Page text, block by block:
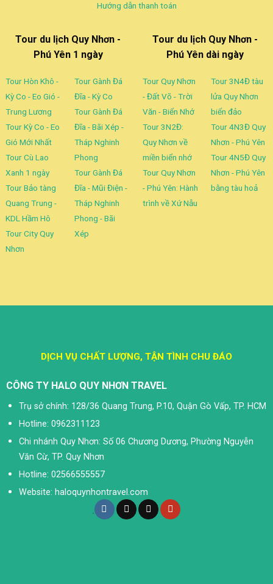
Hướng dẫn thanh toán
Tour du lịch Quy Nhơn -
Phú Yên 1 ngày
Tour Hòn Khô -
Kỳ Co - Eo Gió -
Trung Lương
Tour Kỳ Co - Eo
Gió Mới Nhất
Tour Cù Lao
Xanh 1 ngày
Tour Bảo tàng
Quang Trung -
KDL Hầm Hô
Tour City Quy
Nhơn
Tour Gành Đá
Đĩa - Kỳ Co
Tour Gành Đá
Đĩa - Bãi Xép -
Tháp Nghinh
Phong
Tour Gành Đá
Đĩa - Mũi Điện -
Tháp Nghinh
Phong - Bãi
Xép
Tour du lịch Quy Nhơn -
Phú Yên dài ngày
Tour Quy Nhơn
- Đất Võ - Trời
Văn - Biển Nhớ
Tour 3N2Đ:
Quy Nhơn về
miền biển nhớ
Tour Quy Nhơn
- Phú Yên: Hành
trình về Xứ Nẫu
Tour 3N4Đ tàu
lửa Quy Nhơn
biển đảo
Tour 4N3Đ Quy
Nhơn - Phú Yên
Tour 4N5Đ Quy
Nhơn - Phú Yên
bằng tàu hoả
DỊCH VỤ CHẤT LƯỢNG, TẬN TÌNH CHU ĐÁO
CÔNG TY HALO QUY NHƠN TRAVEL
Trụ sở chính: 128/36 Quang Trung, P.10, Quận Gò Vấp, TP. HCM
Hotline: 0962311123
Chi nhánh Quy Nhơn: Số 06 Chương Dương, Phường Nguyễn
Văn Cừ, TP. Quy Nhơn
Hotline: 02566555557
Website: haloquynhontravel.com